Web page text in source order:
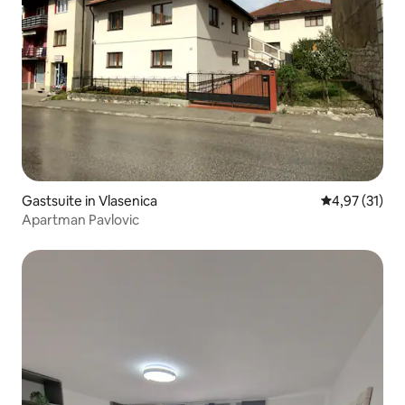
Gastsuite in Vlasenica Gemiddelde
4,97 (31)
Apartman Pavlovic